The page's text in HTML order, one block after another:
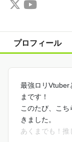
プロフィール
最強ロリVtuber
まです！
このたび、こ
きました。
あくまでも！推